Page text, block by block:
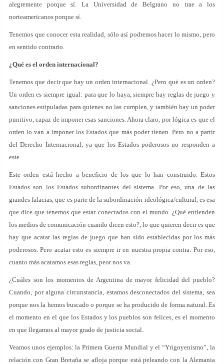
alegremente porque sí. La Universidad de Belgrano no trae a los
norteamericanos porque sí.
Tenemos que conocer esta realidad, sólo así podremos hacer lo mismo, pero
en sentido contrario.
¿Qué es el orden internacional?
Tenemos que decir que hay un orden internacional. ¿Pero qué es un orden?
Un orden es siempre igual: para que lo haya, siempre hay reglas de juego y
sanciones estipuladas para quienes no las cumplen, y también hay un poder
punitivo, capaz de imponer esas sanciones. Ahora claro, por lógica es que el
orden lo van a imponer los Estados que más poder tienen. Pero no a partir
del Derecho Internacional, ya que los Estados poderosos no responden a
este.
Este orden está hecho a beneficio de los que lo han construido. Estos
Estados son los Estados subordinantes del sistema. Por eso, una de las
grandes falacias, que es parte de la subordinación ideológica/cultural, es esa
que dice que tenemos que estar conectados con el mundo. ¿Qué entienden
los medios de comunicación cuando dicen esto?, lo que quieren decir es que
hay que acatar las reglas de juego que han sido establecidas por los más
poderosos. Pero acatar esto es siempre ir en nuestra propia contra. Por eso,
cuanto más acatamos esas reglas, peor nos va.
¿Cuáles son los momentos de Argentina de mayor felicidad del pueblo?
Cuando, por alguna circunstancia, estamos desconectados del sistema, sea
porque nos la hemos buscado o porque se ha producido de forma natural. Es
el momento en el que los Estados y los pueblos son felices, es el momento
en que llegamos al mayor grado de justicia social.
Veamos unos ejemplos: la Primera Guerra Mundial y el “Yrigoyenismo”, la
relación con Gran Bretaña se afloja porque está peleando con la Alemania